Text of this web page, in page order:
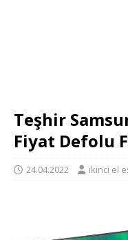
Teşhir
Fiyat Defolu
24.04.2022 ikinci el